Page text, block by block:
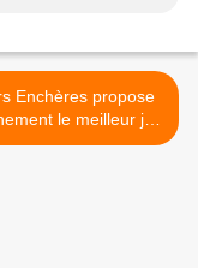
Enchères propose
le meilleur job
de l’été en France ! >